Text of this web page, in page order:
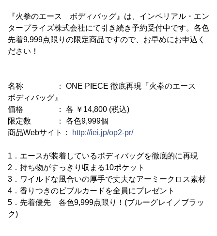
『火拳のエース ボディバッグ』は、インペリアル・エン
タープライズ株式会社にて引き続き予約受付中です。各色
先着9,999点限りの限定商品ですので、お早めにお申込く
ださい！
名称 ： ONE PIECE 徹底再現『火拳のエース
ボディバッグ』
価格 ： 各 ￥14,800 (税込)
限定数 ： 各色9,999個
商品Webサイト：
http://iei.jp/op2-pr/
1．エースが装着しているボディバッグを徹底的に再現
2．持ち物がすっきり収まる10ポケット
3．ワイルドな風合いの厚手で丈夫なアーミークロス素材
4．香りつきのビブルカードを全員にプレゼント
5．先着優先 各色9,999点限り！(ブルーグレイ／ブラッ
ク)